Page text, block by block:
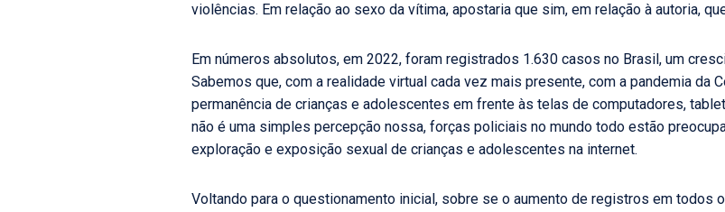
violências. Em relação ao sexo da vítima, apostaria que sim, em relação à autoria,
Em números absolutos, em 2022, foram registrados 1.630 casos no Brasil, um
Sabemos que, com a realidade virtual cada vez mais presente, com a pandemia da
permanência de crianças e adolescentes em frente às telas de computadores,
não é uma simples percepção nossa, forças policiais no mundo todo estão
exploração e exposição sexual de crianças e adolescentes na internet.
Voltando para o questionamento inicial, sobre se o aumento de registros em todos